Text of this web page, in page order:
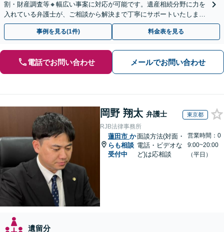
割・財産調査等🔸幅広い事案に対応が可能です。遺産相続分野に力を
入れている弁護士が、ご相談から解決まで丁寧にサポートいたしま
す。まずはじっくりとお話ししてください。
事例を見る(1件) 料金表を見る
電話でお問い合わせ メールでお問い合わせ
岡野 翔太 弁護士 東京都
RJB法律事務所
蓮田市 か
らも相談
受付中
面談方法(対面・
電話・ビデオな
ど)は応相談
営業時間：0
9:00~20:00
（平日）
遺留分